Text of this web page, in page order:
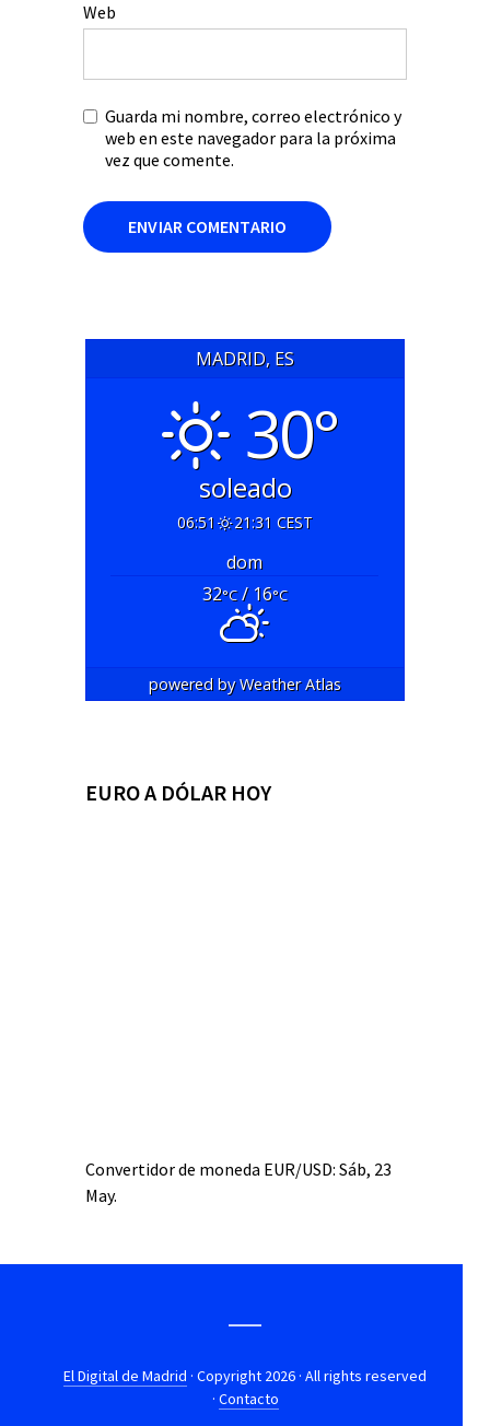
Web
Guarda mi nombre, correo electrónico y
web en este navegador para la próxima
vez que comente.
MADRID, ES
30°
soleado
06:51 21:31 CEST
dom
32°C/ 16°C
powered byWeather Atlas
EURO A DÓLAR HOY
Convertidor de moneda EUR/USD: Sáb, 23
May.
El Digital de Madrid · Copyright 2026 · All rights reserved
· Contacto